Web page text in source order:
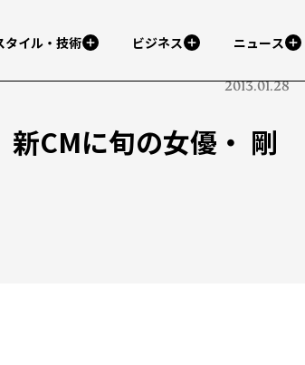
タイル・技術 ビジネス ニュース
2013.01.28
CMに旬の女優・ 剛